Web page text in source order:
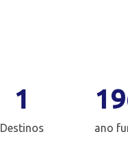
1
Destinos ano